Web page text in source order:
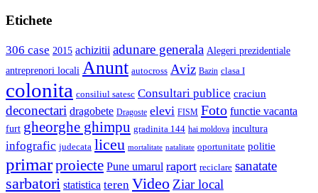
Etichete
306 case 2015 achizitii adunare generala Alegeri prezidentiale
antreprenori locali Anunt autocross Aviz Bazin clasa I
colonita consiliul satesc Consultari publice craciun
deconectari dragobete Dragoste elevi FISM Foto functie vacanta
furt gheorghe ghimpu gradinita 144 hai moldova incultura
infografic judecata liceu mortalitate natalitate oportunitate politie
primarproiecte Pune umarul raport reciclare sanatate
sarbatori statistica teren Video Ziar local